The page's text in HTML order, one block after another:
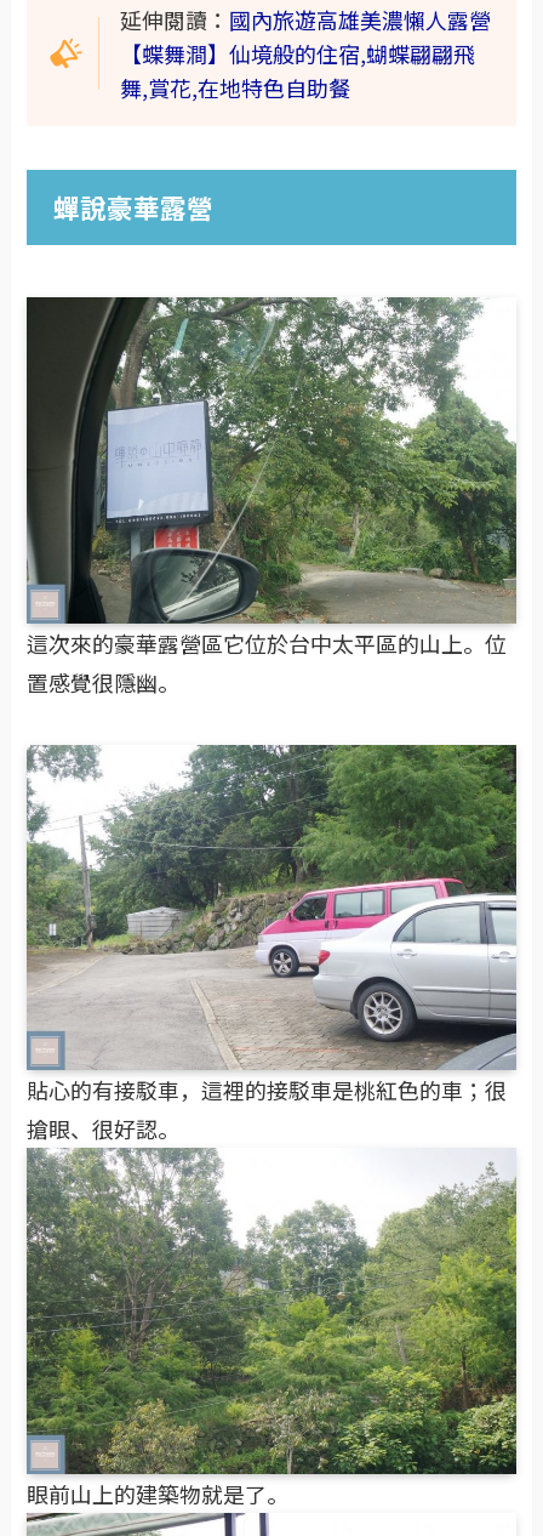
延伸閱讀： 國內旅遊高雄美濃懶人露營
【蝶舞澗】仙境般的住宿,蝴蝶翩翩飛
舞,賞花,在地特色自助餐
蟬說豪華露營
這次來的豪華露營區它位於台中太平區的山上。位
置感覺很隱幽。
貼心的有接駁車，這裡的接駁車是桃紅色的車；很
搶眼、很好認。
眼前山上的建築物就是了。